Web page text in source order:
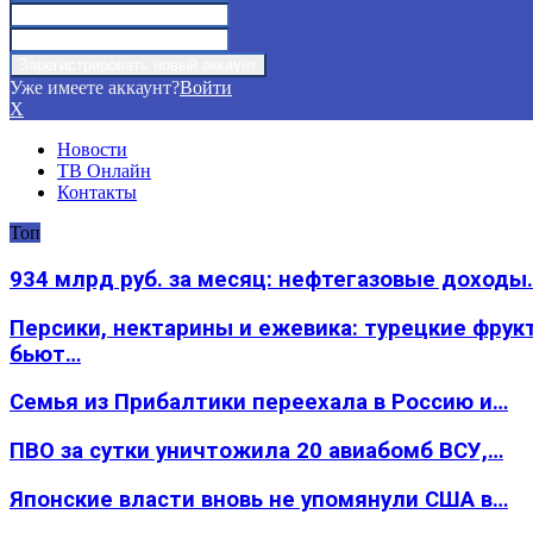
Уже имеете аккаунт?Войти
X
Новости
ТВ Онлайн
Контакты
Топ
934 млрд руб. за месяц: нефтегазовые
Персики, нектарины и ежевика: турецкие
бьют…
Семья из Прибалтики переехала в Россию и…
ПВО за сутки уничтожила 20 авиабомб ВСУ,…
Японские власти вновь не упомянули США в…